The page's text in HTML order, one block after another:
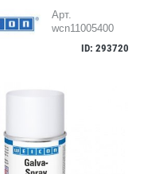
Арт.
wcn11005400
ID: 293720